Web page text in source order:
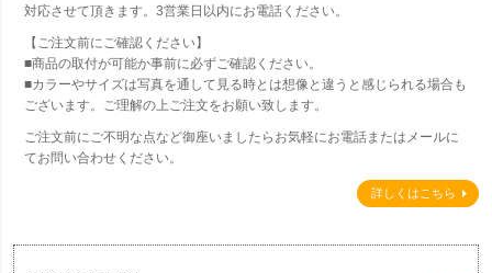
対応させて頂きます。3営業日以内にお電話ください。
【ご注文前にご確認ください】
■商品の取付が可能か事前に必ずご確認ください。
■カラーやサイズは写真を通して見る時とは想像と違うと感じられる場合も
ございます。ご理解の上ご注文をお願い致します。
ご注文前にご不明な点など御座いましたらお気軽にお電話またはメールに
てお問い合わせください。
詳しくはこちら